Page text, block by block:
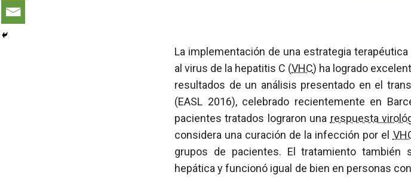
La implementación de una estrategia
al virus de la hepatitis C (VHC) ha logrado
resultados de un análisis presentado en el
(EASL 2016), celebrado recientemente en
pacientes tratados lograron una respuesta
considera una curación de la infección por el
grupos de pacientes. El tratamiento
hepática y funcionó igual de bien en personas con